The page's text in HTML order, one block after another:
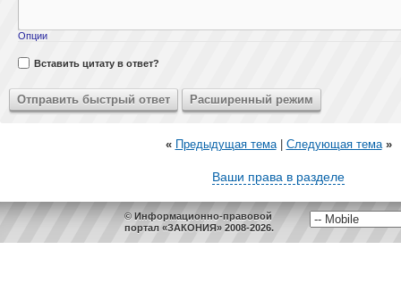
Опции
Вставить цитату в ответ?
« Предыдущая тема| Следующая тема »
Ваши права в разделе
© Информационно-правовой
портал «ЗАКОНИЯ» 2008-2026.